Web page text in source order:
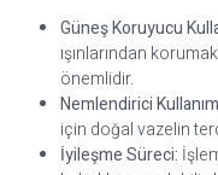
Güneş Koruyucu
ışınlarından
önemlidir.
Nemlendirici
için doğal vazelin
İyileşme Süreci: